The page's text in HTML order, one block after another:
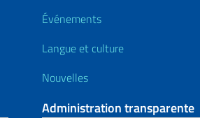
Événements
Langue et culture
Nouvelles
Administration transparente